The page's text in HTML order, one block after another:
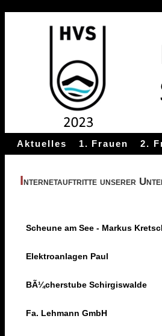
Aktuelles 1. Frauen 2.
Internetauftritte unserer
Scheune am See - Markus
Elektroanlagen Paul
BÃ¼cherstube Schirgiswalde
Fa. Lehmann GmbH